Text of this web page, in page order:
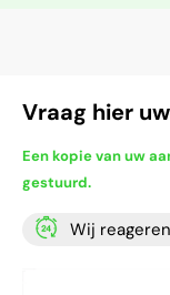
Vraag hier
Een kopie van uw
gestuurd.
Wij